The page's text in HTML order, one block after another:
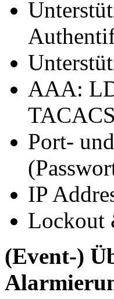
AAA:
Port-
IP
Lockout
(Event-)